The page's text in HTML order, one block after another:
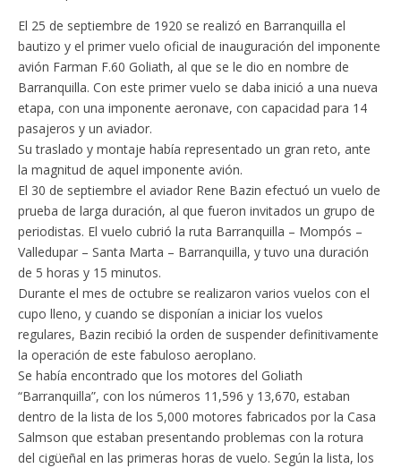
El 25 de septiembre de 1920 se realizó en Barranquilla el
bautizo y el primer vuelo oficial de inauguración del imponente
avión Farman F.60 Goliath, al que se le dio en nombre de
Barranquilla. Con este primer vuelo se daba inició a una nueva
etapa, con una imponente aeronave, con capacidad para 14
pasajeros y un aviador.
Su traslado y montaje había representado un gran reto, ante
la magnitud de aquel imponente avión.
El 30 de septiembre el aviador Rene Bazin efectuó un vuelo de
prueba de larga duración, al que fueron invitados un grupo de
periodistas. El vuelo cubrió la ruta Barranquilla – Mompós –
Valledupar – Santa Marta – Barranquilla, y tuvo una duración
de 5 horas y 15 minutos.
Durante el mes de octubre se realizaron varios vuelos con el
cupo lleno, y cuando se disponían a iniciar los vuelos
regulares, Bazin recibió la orden de suspender definitivamente
la operación de este fabuloso aeroplano.
Se había encontrado que los motores del Goliath
“Barranquilla”, con los números 11,596 y 13,670, estaban
dentro de la lista de los 5,000 motores fabricados por la Casa
Salmson que estaban presentando problemas con la rotura
del cigüeñal en las primeras horas de vuelo. Según la lista, los